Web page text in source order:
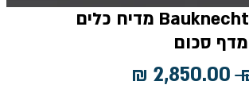
Bauknecht BKI3C26FIS מדיח כלים
סכום
מחיר
רגיל
מבצע